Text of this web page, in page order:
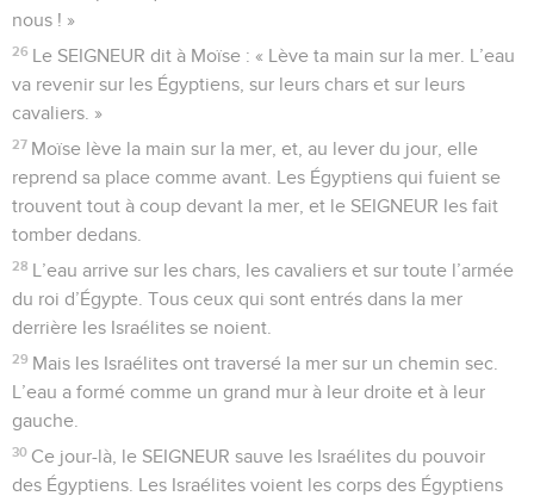
nous ! »
26 Le SEIGNEUR dit à Moïse : « Lève ta main sur la mer. L’eau
va revenir sur les Égyptiens, sur leurs chars et sur leurs
cavaliers. »
27 Moïse lève la main sur la mer, et, au lever du jour, elle
reprend sa place comme avant. Les Égyptiens qui fuient se
trouvent tout à coup devant la mer, et le SEIGNEUR les fait
tomber dedans.
28 L’eau arrive sur les chars, les cavaliers et sur toute l’armée
du roi d’Égypte. Tous ceux qui sont entrés dans la mer
derrière les Israélites se noient.
29 Mais les Israélites ont traversé la mer sur un chemin sec.
L’eau a formé comme un grand mur à leur droite et à leur
gauche.
30 Ce jour-là, le SEIGNEUR sauve les Israélites du pouvoir
des Égyptiens. Les Israélites voient les corps des Égyptiens